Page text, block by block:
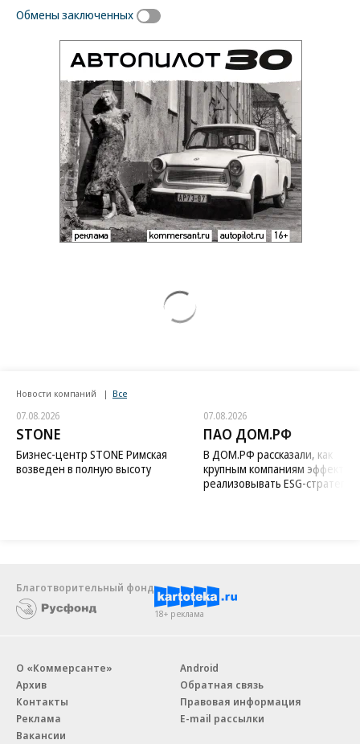
Обмены заключенных
Новости компаний Все
07.08.2026
STONE
Бизнес-центр STONE Римская
возведен в полную высоту
07.08.2026
ПАО ДОМ.РФ
В ДОМ.РФ рассказали, как
крупным компаниям
реализовывать ESG-стратегию
Благотворительный фонд
18+ реклама
О «Коммерсанте»
Архив
Контакты
Реклама
Вакансии
Android
Обратная связь
Правовая информация
E-mail рассылки